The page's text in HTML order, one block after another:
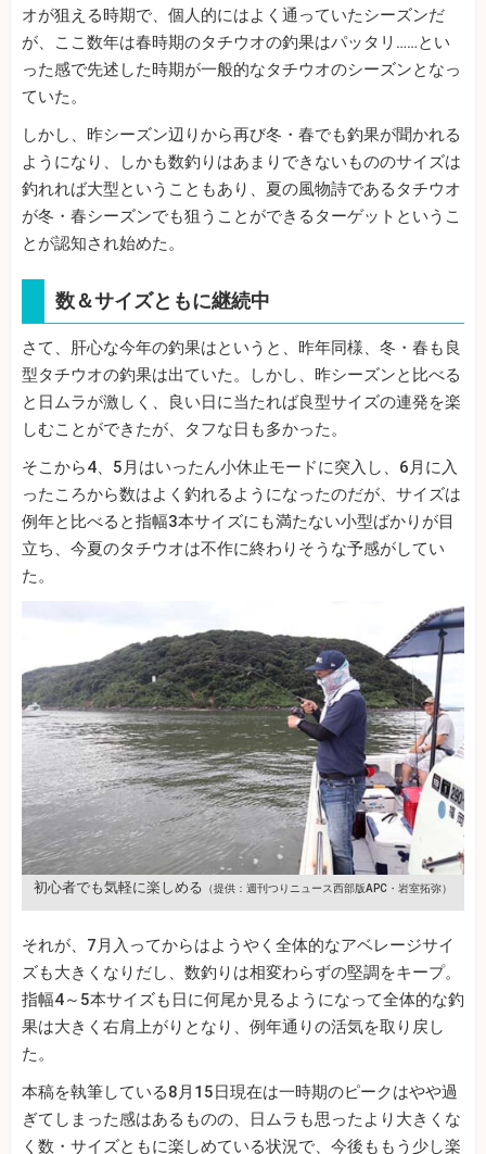
オが狙える時期で、個人的にはよく通っていたシーズンだ
が、ここ数年は春時期のタチウオの釣果はパッタリ……とい
った感で先述した時期が一般的なタチウオのシーズンとなっ
ていた。
しかし、昨シーズン辺りから再び冬・春でも釣果が聞かれる
ようになり、しかも数釣りはあまりできないもののサイズは
釣れれば大型ということもあり、夏の風物詩であるタチウオ
が冬・春シーズンでも狙うことができるターゲットというこ
とが認知され始めた。
数＆サイズともに継続中
さて、肝心な今年の釣果はというと、昨年同様、冬・春も良
型タチウオの釣果は出ていた。しかし、昨シーズンと比べる
と日ムラが激しく、良い日に当たれば良型サイズの連発を楽
しむことができたが、タフな日も多かった。
そこから4、5月はいったん小休止モードに突入し、6月に入
ったころから数はよく釣れるようになったのだが、サイズは
例年と比べると指幅3本サイズにも満たない小型ばかりが目
立ち、今夏のタチウオは不作に終わりそうな予感がしてい
た。
初心者でも気軽に楽しめる （提供：週刊つりニュース西部版APC・岩室拓弥）
それが、7月入ってからはようやく全体的なアベレージサイ
ズも大きくなりだし、数釣りは相変わらずの堅調をキープ。
指幅4～5本サイズも日に何尾か見るようになって全体的な釣
果は大きく右肩上がりとなり、例年通りの活気を取り戻し
た。
本稿を執筆している8月15日現在は一時期のピークはやや過
ぎてしまった感はあるものの、日ムラも思ったより大きくな
く数・サイズともに楽しめている状況で、今後ももう少し楽